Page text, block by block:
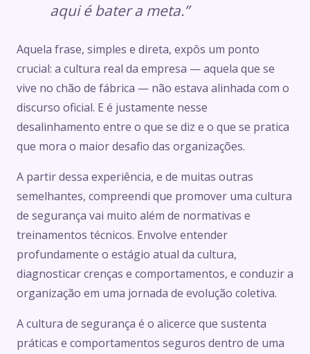
aqui é bater a meta.”
Aquela frase, simples e direta, expôs um ponto
crucial: a cultura real da empresa — aquela que se
vive no chão de fábrica — não estava alinhada com o
discurso oficial. E é justamente nesse
desalinhamento entre o que se diz e o que se pratica
que mora o maior desafio das organizações.
A partir dessa experiência, e de muitas outras
semelhantes, compreendi que promover uma cultura
de segurança vai muito além de normativas e
treinamentos técnicos. Envolve entender
profundamente o estágio atual da cultura,
diagnosticar crenças e comportamentos, e conduzir a
organização em uma jornada de evolução coletiva.
A cultura de segurança é o alicerce que sustenta
práticas e comportamentos seguros dentro de uma